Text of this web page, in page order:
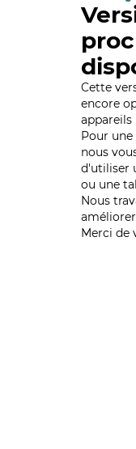
Cette
encore
appareils
Pour
nous
d'utiliser
ou une
Nous
Merci de